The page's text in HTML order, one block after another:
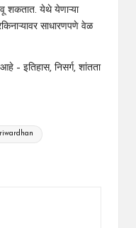
शकतात. येथे येणाऱ्या
साधारणपणे वेळ
– इतिहास, निसर्ग, शांतता